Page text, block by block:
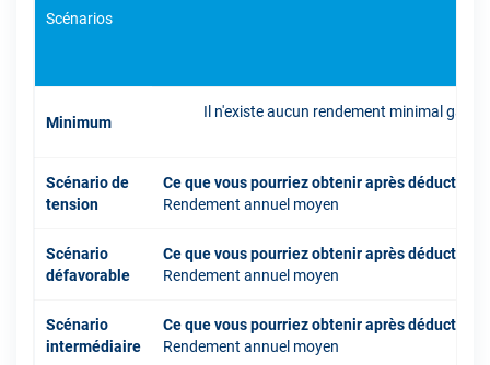
Scénarios
Minimum
Il n'existe aucun rendement minimal
Scénario de
tension
Ce que vous pourriez obtenir après déduction
Rendement annuel moyen
Scénario
défavorable
Ce que vous pourriez obtenir après déduction
Rendement annuel moyen
Scénario
intermédiaire
Ce que vous pourriez obtenir après déduction
Rendement annuel moyen